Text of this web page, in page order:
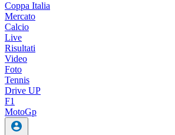
Coppa Italia
Mercato
Calcio
Live
Risultati
Video
Foto
Tennis
Drive UP
F1
MotoGp